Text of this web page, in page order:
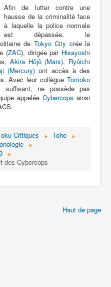
(電脳 警
= Police
Cybercop
Afin de lutter contre une
hausse de la criminalité face
à laquelle la police normale
est dépassée, le
de Tokyo City crée la
(ZAC), dirigée par Hisayoshi
Akira Hôjô (Mars), Ryôichi
(Mercury) ont accès à des
Avec leur collègue Tomoko
ne possède pas
appeléeCybercops ainsi
Critiques
Toho
des Cybercops
Haut de page